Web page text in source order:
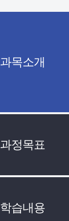
과목소개
과정목표
학습내용